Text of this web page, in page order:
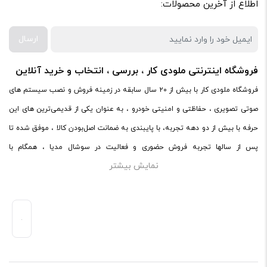
در نظر داشته باشید هدف نهایی از ارائه‌ی نظر درباره‌ی کالا
ارائه‌ی اطلاعات مشخص و دقیق برای راهنمایی سایر کاربران در
فرآیند خرید یک محصول توسط ایشان است.
با توجه به ساختار بخش نظرات، از پرسیدن سوال یا درخواست
راهنمایی در این بخش خودداری کرده و سوالات خود را در بخش
«پرسش و پاسخ» مطرح کنید.
اطلاع از آخرین محصولات:
ارسال
فروشگاه اینترنتی ملودی کار ، بررسی ، انتخاب و خرید آنلاین
فروشگاه ملودی کار با بیش از ۲۰ سال سابقه در زمینه فروش و نصب سیستم های
صوتی تصویری ، حفاظتی و امنیتی خودرو ، به عنوان یکی از قدیمی‌ترین های این
حرفه با بیش از دو دهه تجربه، با پایبندی به ضمانت اصل‌بودن کالا ، موفق شده تا
پس از سالها تجربه فروش حضوری و فعالیت در سوشال مدیا ، همگام با
فروشگاه‌های معتبر دنیا اقدام به فروش اینترنتی کند. در سایت ملودی کار ،
اصلی خریداری کنید.ملودی کار با پایبندی به ضمانت اصل‌بودن کالا، موفق شده تا
نمایش بیشتر